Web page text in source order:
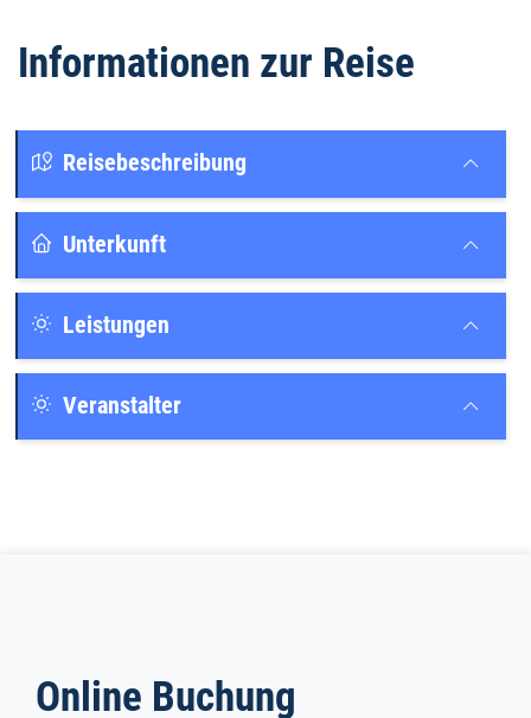
Informationen zur Reise
Reisebeschreibung
Unterkunft
Leistungen
Veranstalter
Online Buchung